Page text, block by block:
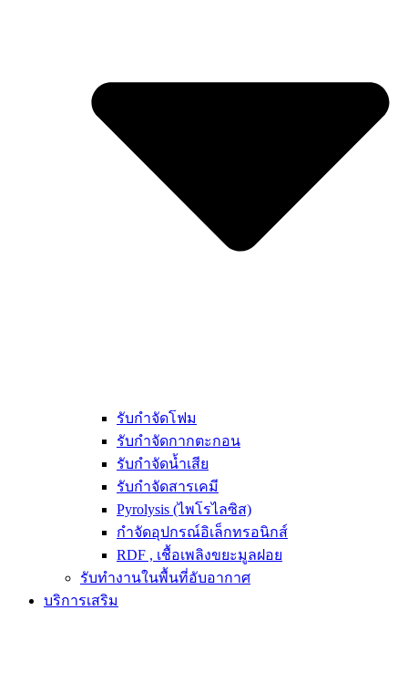
รับกำจัดโฟม
รับกำจัดกากตะกอน
รับกำจัดน้ำเสีย
รับกำจัดสารเคมี
Pyrolysis (ไพโรไลซิส)
กำจัดอุปกรณ์อิเล็กทรอนิกส์
RDF , เชื้อเพลิงขยะมูลฝอย
รับทำงานในพื้นที่อับอากาศ
บริการเสริม